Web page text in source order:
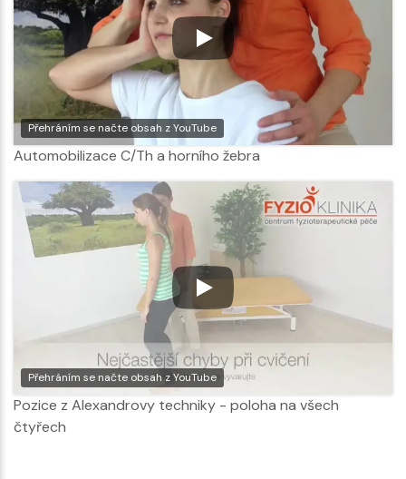
Přehráním se načte obsah z YouTube
Automobilizace C/Th a horního žebra
Přehráním se načte obsah z YouTube
Pozice z Alexandrovy techniky - poloha na všech
čtyřech